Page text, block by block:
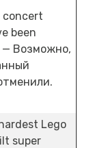
concert
been
— Возможно,
Lego
super